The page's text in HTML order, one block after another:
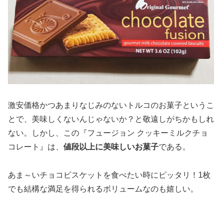
激安価格かつあまりなじみのないトルコのお菓子というこ
とで、美味しくないんじゃないか？と敬遠しがちかもしれ
ない。しかし、この『フュージョン クッキーミルクチョ
コレート』は、 値段以上に美味しいお菓子である。
あま～いチョコビスケットを食べたい時にピッタリ！1枚
でも結構な満足を得られるボリュームなのも嬉しい。